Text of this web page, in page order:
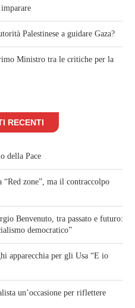
Palestinese a guidare Gaza?
Ministro tra le critiche per la
RECENTI
della Pace
“Red zone”, ma il contraccolpo
Benvenuto, tra passato e futuro:
democratico”
apparecchia per gli Usa “E io
un’occasione per riflettere